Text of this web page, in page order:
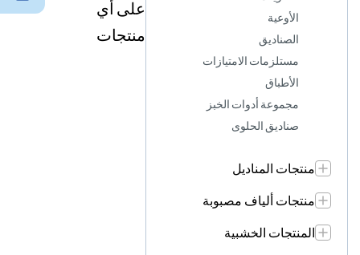
الأوعية
الصناديق
مستلزمات الامتيازات
الأطباق
مجموعة أدوات الخبز
صناديق الحلوى
منتجات المناديل
منتجات ألياف مصبوبة
المنتجات الخشبية
على أي
منتجات